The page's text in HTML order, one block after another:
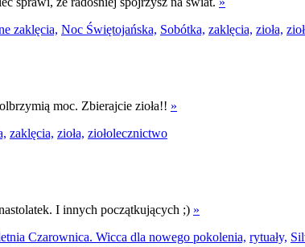
zaklęcia, Noc Świętojańska, Sobótka, zaklęcia, zioła,
moc. Zbierajcie zioła!! »
zaklęcia, zioła, ziołolecznictwo
I innych początkujących ;) »
Czarownica. Wicca dla nowego pokolenia, rytuały,